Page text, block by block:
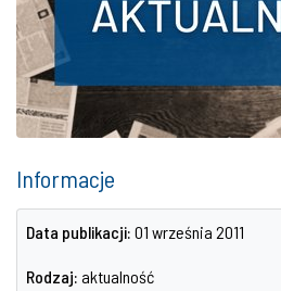
Informacje
Data publikacji: 01 września 2011
Rodzaj: aktualność